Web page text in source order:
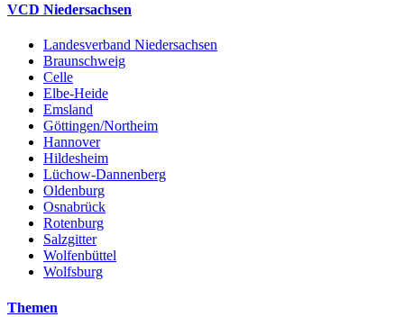
VCD Niedersachsen
Landesverband Niedersachsen
Braunschweig
Celle
Elbe-Heide
Emsland
Göttingen/Northeim
Hannover
Hildesheim
Lüchow-Dannenberg
Oldenburg
Osnabrück
Rotenburg
Salzgitter
Wolfenbüttel
Wolfsburg
Themen